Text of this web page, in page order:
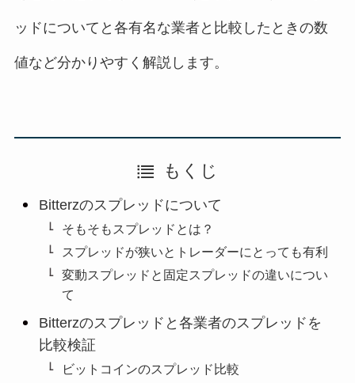
ッドについてと各有名な業者と比較したときの数
値など分かりやすく解説します。
もくじ
Bitterzのスプレッドについて
そもそもスプレッドとは？
スプレッドが狭いとトレーダーにとっても有利
変動スプレッドと固定スプレッドの違いについ
て
Bitterzのスプレッドと各業者のスプレッドを
比較検証
ビットコインのスプレッド比較